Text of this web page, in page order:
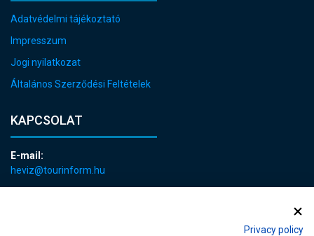
Privacy policy
Adatvédelmi tájékoztató
Impresszum
Jogi nyilatkozat
Általános Szerződési Feltételek
KAPCSOLAT
E-mail:
heviz@tourinform.hu